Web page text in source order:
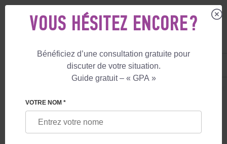
+33 805 081 801
À QUEL MOMENT PEUX-TU CONNAÎTRE
LE SEXE DU BÉBÉ : LES MÉTHODES LES
VOUS HÉSITEZ ENCORE ?
Bénéficiez d’une consultation gratuite pour
discuter de votre situation.
Guide gratuit – « GPA »
VOTRE NOM *